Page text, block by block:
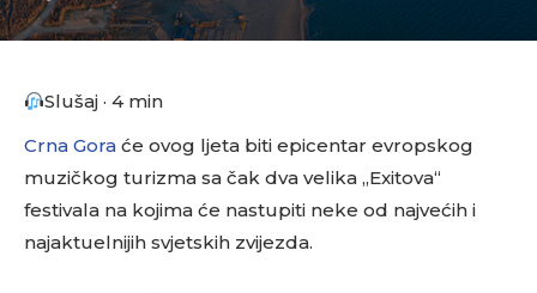
Slušaj · 4 min
Crna Gora će ovog ljeta biti epicentar evropskog
muzičkog turizma sa čak dva velika „Exitova“
festivala na kojima će nastupiti neke od najvećih i
najaktuelnijih svjetskih zvijezda.